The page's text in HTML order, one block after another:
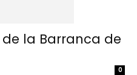
la Barranca de
0